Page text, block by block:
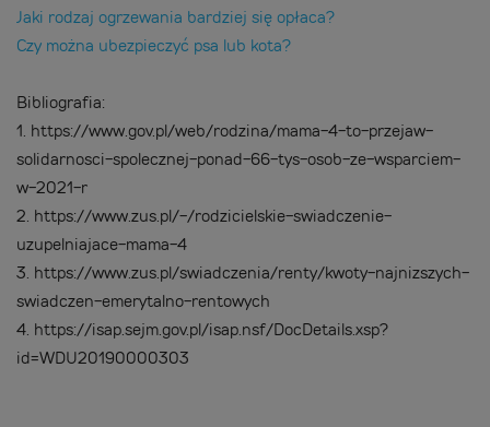
Jaki rodzaj ogrzewania bardziej się opłaca?
Czy można ubezpieczyć psa lub kota?
Bibliografia:
1. https://www.gov.pl/web/rodzina/mama-4-to-przejaw-
solidarnosci-spolecznej-ponad-66-tys-osob-ze-wsparciem-
w-2021-r
2. https://www.zus.pl/-/rodzicielskie-swiadczenie-
uzupelniajace-mama-4
3. https://www.zus.pl/swiadczenia/renty/kwoty-najnizszych-
swiadczen-emerytalno-rentowych
4. https://isap.sejm.gov.pl/isap.nsf/DocDetails.xsp?
id=WDU20190000303